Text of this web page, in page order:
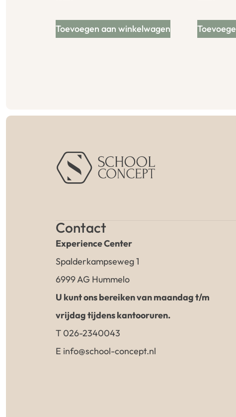
Toevoegen aan winkelwagen
Contact
Experience Center
Spalderkampseweg 1
6999 AG Hummelo
U kunt ons bereiken van maandag t/m
vrijdag tijdens kantooruren.
T 026-2340043
E info@school-concept.nl